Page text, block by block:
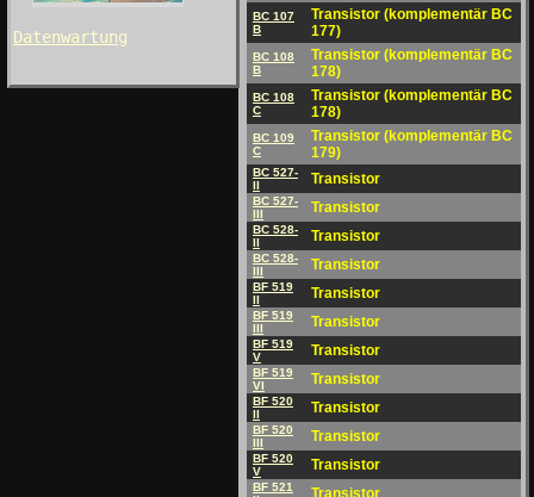
Datenwartung
BC 107
B
Transistor (komplementär BC
177)
BC 108
B
Transistor (komplementär BC
178)
BC 108
C
Transistor (komplementär BC
178)
BC 109
C
Transistor (komplementär BC
179)
BC 527-
II
Transistor
BC 527-
III
Transistor
BC 528-
II
Transistor
BC 528-
III
Transistor
BF 519
II
Transistor
BF 519
III
Transistor
BF 519
V
Transistor
BF 519
VI
Transistor
BF 520
II
Transistor
BF 520
III
Transistor
BF 520
V
Transistor
BF 521
Transistor